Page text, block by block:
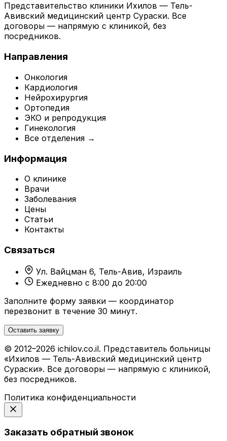
Представительство клиники Ихилов — Тель-
Авивский медицинский центр Сураски. Все
договоры — напрямую с клиникой, без
посредников.
Направления
Онкология
Кардиология
Нейрохирургия
Ортопедия
ЭКО и репродукция
Гинекология
Все отделения →
Информация
О клинике
Врачи
Заболевания
Цены
Статьи
Контакты
Связаться
Ул. Вайцман 6, Тель-Авив, Израиль
Ежедневно с 8:00 до 20:00
Заполните форму заявки — координатор
перезвонит в течение 30 минут.
Оставить заявку
© 2012–2026 ichilov.co.il. Представитель больницы
«Ихилов — Тель-Авивский медицинский центр
Сураски». Все договоры — напрямую с клиникой,
без посредников.
Политика конфиденциальности
Заказать обратный звонок